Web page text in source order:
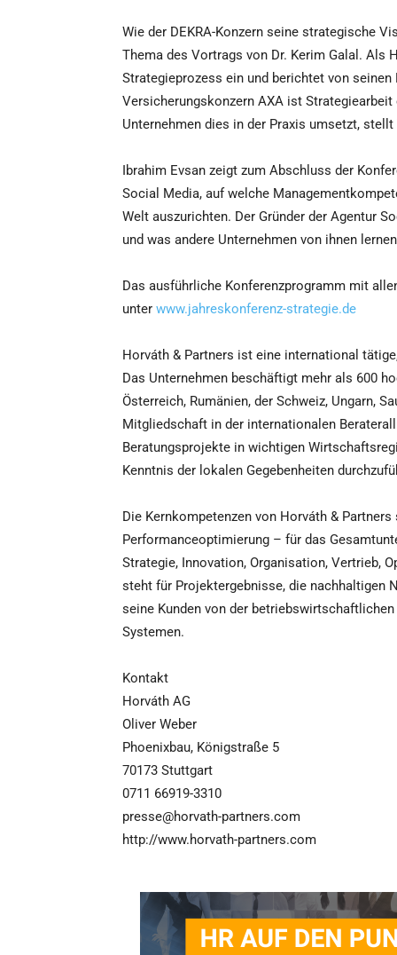
Wie der DEKRA-Konzern seine strategische
Thema des Vortrags von Dr. Kerim Galal. Als
Strategieprozess ein und berichtet von seinen
Versicherungskonzern AXA ist
Unternehmen dies in der Praxis umsetzt,
Ibrahim Evsan zeigt zum Abschluss der
Social Media, auf welche
Welt auszurichten. Der Gründer der Agentur
und was andere Unternehmen von ihnen
Das ausführliche Konferenzprogramm mit
unter www.jahreskonferenz-strategie.de
Horváth & Partners ist eine international
Das Unternehmen beschäftigt mehr als 600
Österreich, Rumänien, der Schweiz, Ungarn,
Mitgliedschaft in der internationalen
Beratungsprojekte in wichtigen
Kenntnis der lokalen Gegebenheiten
Die Kernkompetenzen von Horváth &
Performanceoptimierung – für das
Strategie, Innovation, Organisation, Vertrieb,
steht für Projektergebnisse, die nachhaltigen
seine Kunden von der
Systemen.
Kontakt
Horváth AG
Oliver Weber
Phoenixbau, Königstraße 5
70173 Stuttgart
0711 66919-3310
presse@horvath-partners.com
http://www.horvath-partners.com